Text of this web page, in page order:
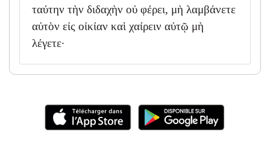
ταύτην τὴν διδαχὴν οὐ φέρει, μὴ λαμβάνετε
αὐτὸν εἰς οἰκίαν καὶ χαίρειν αὐτῷ μὴ
λέγετε·